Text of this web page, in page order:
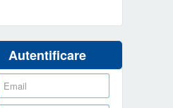
Autentificare
Nume utilizator